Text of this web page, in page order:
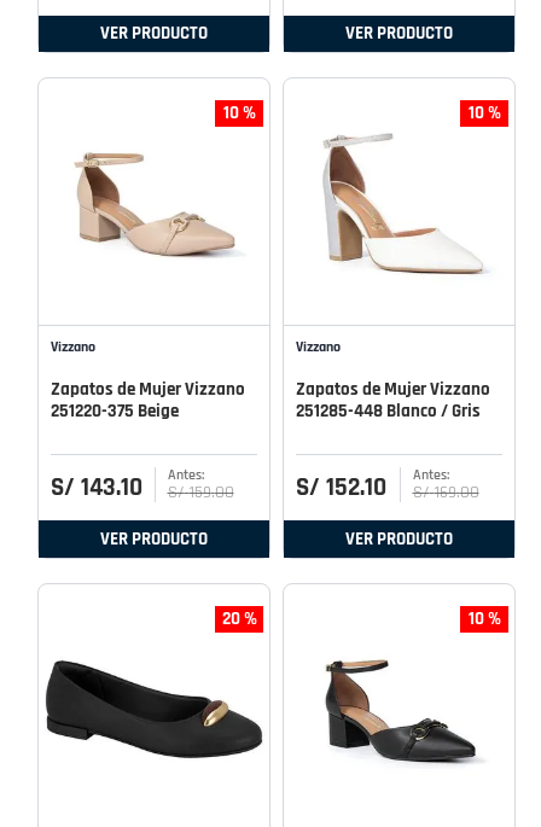
VER PRODUCTO VER PRODUCTO
10 %
Vizzano
Zapatos de Mujer Vizzano
251220-375 Beige
S/ 143.10 S/ 159.00
VER PRODUCTO
10 %
Vizzano
Zapatos de Mujer Vizzano
251285-448 Blanco / Gris
S/ 152.10 S/ 169.00
VER PRODUCTO
20 % 10 %